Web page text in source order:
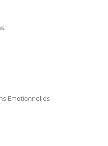
Emotionnelles